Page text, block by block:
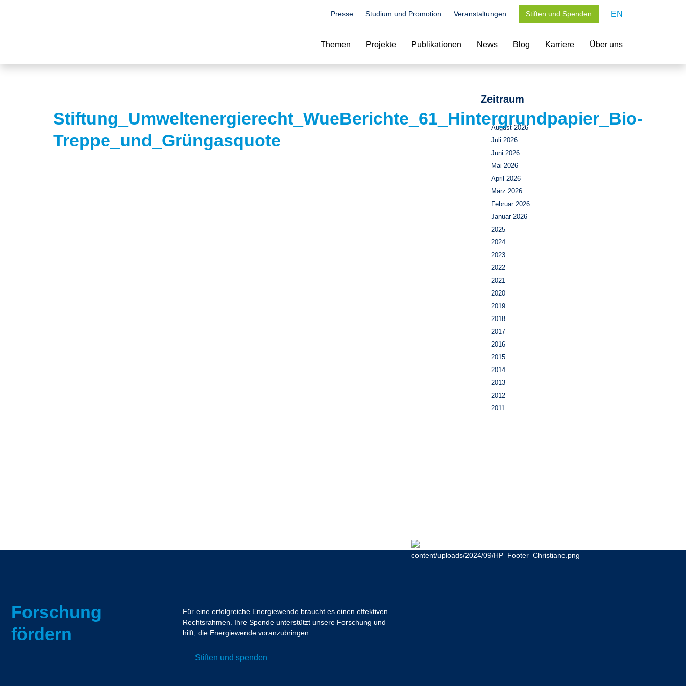
Presse Studium und Promotion Veranstaltungen Stiften und Spenden EN
Themen Projekte Publikationen News Blog Karriere Über uns
Stiftung_Umweltenergierecht_WueBerichte_61_Hintergrundpapier_Bio-
Treppe_und_Grüngasquote
Zeitraum
August 2026
Juli 2026
Juni 2026
Mai 2026
April 2026
März 2026
Februar 2026
Januar 2026
2025
2024
2023
2022
2021
2020
2019
2018
2017
2016
2015
2014
2013
2012
2011
Forschung
fördern
Für eine erfolgreiche Energiewende braucht es einen effektiven
Rechtsrahmen. Ihre Spende unterstützt unsere Forschung und
hilft, die Energiewende voranzubringen.
Stiften und spenden